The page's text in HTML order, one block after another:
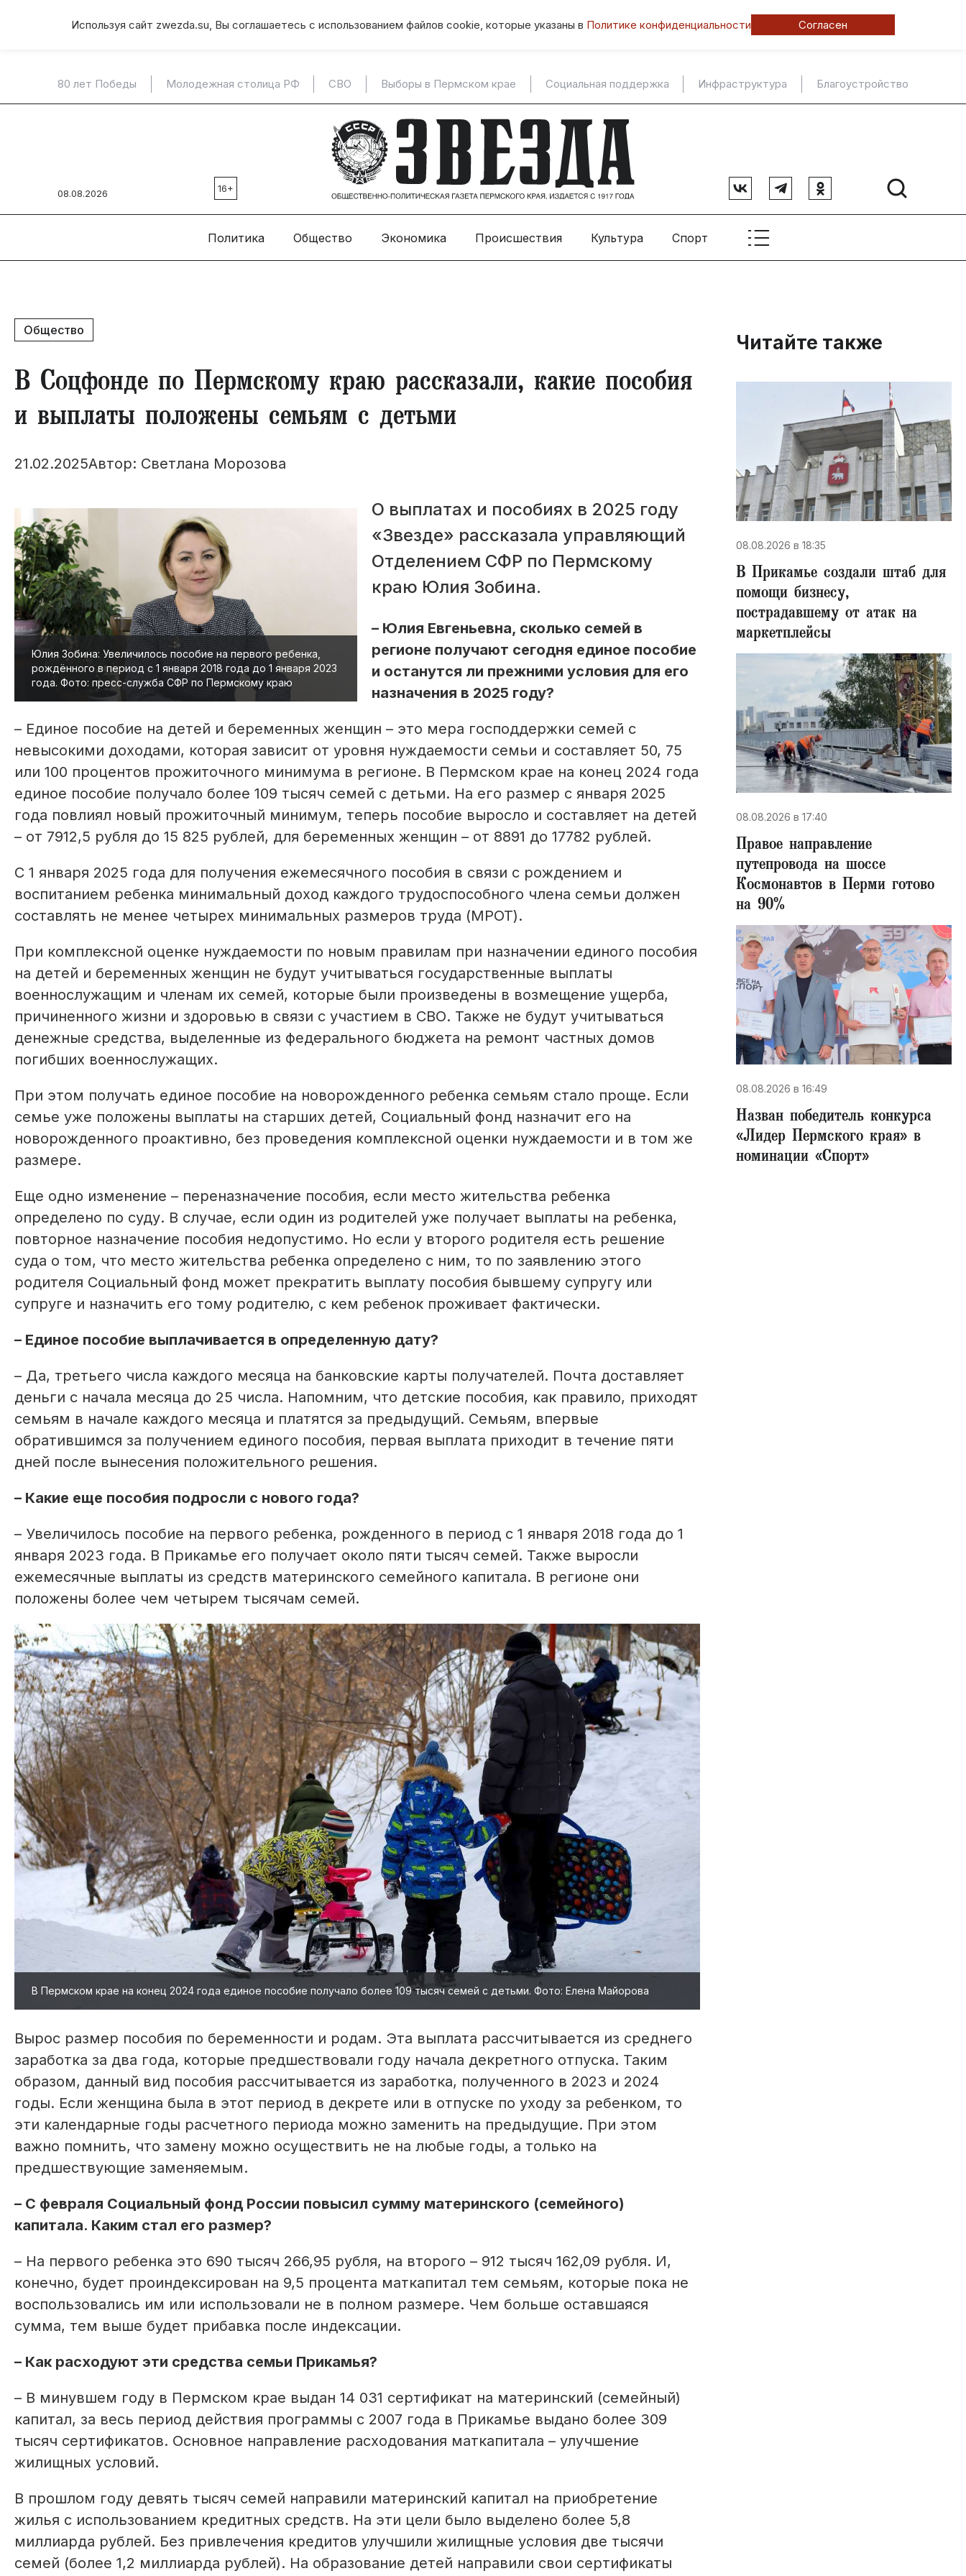
Используя сайт zwezda.su, Вы соглашаетесь с использованием файлов cookie, которые указаны в Политике конфиденциальности Согласен
80 лет Победы Молодежная столица РФ СВО Выборы в Пермском крае Социальная поддержка Инфраструктура Благоустройство
08.08.2026 16+
Политика Общество Экономика Происшествия Культура Спорт
Общество
В Соцфонде по Пермскому краю рассказали, какие пособия
и выплаты положены семьям с детьми
21.02.2025Автор: Светлана Морозова
Юлия Зобина: Увеличилось пособие на первого ребенка,
рождённого в период с 1 января 2018 года до 1 января 2023
года. Фото: пресс-служба СФР по Пермскому краю
О выплатах и пособиях в 2025 году
«Звезде» рассказала управляющий
Отделением СФР по Пермскому
краю Юлия Зобина.
– Юлия Евгеньевна, сколько семей в
регионе получают сегодня единое пособие
и останутся ли прежними условия для его
назначения в 2025 году?
– Единое пособие на детей и беременных женщин – это мера господдержки семей с
невысокими доходами, которая зависит от уровня нуждаемости семьи и составляет 50, 75
или 100 процентов прожиточного минимума в регионе. В Пермском крае на конец 2024 года
единое пособие получало более 109 тысяч семей с детьми. На его размер с января 2025
года повлиял новый прожиточный минимум, теперь пособие выросло и составляет на детей
– от 7912,5 рубля до 15 825 рублей, для беременных женщин – от 8891 до 17782 рублей.
С 1 января 2025 года для получения ежемесячного пособия в связи с рождением и
воспитанием ребенка минимальный доход каждого трудоспособного члена семьи должен
составлять не менее четырех минимальных размеров труда (МРОТ).
При комплексной оценке нуждаемости по новым правилам при назначении единого пособия
на детей и беременных женщин не будут учитываться государственные выплаты
военнослужащим и членам их семей, которые были произведены в возмещение ущерба,
причиненного жизни и здоровью в связи с участием в СВО. Также не будут учитываться
денежные средства, выделенные из федерального бюджета на ремонт частных домов
погибших военнослужащих.
При этом получать единое пособие на новорожденного ребенка семьям стало проще. Если
семье уже положены выплаты на старших детей, Социальный фонд назначит его на
новорожденного проактивно, без проведения комплексной оценки нуждаемости и в том же
размере.
Еще одно изменение – переназначение пособия, если место жительства ребенка
определено по суду. В случае, если один из родителей уже получает выплаты на ребенка,
повторное назначение пособия недопустимо. Но если у второго родителя есть решение
суда о том, что место жительства ребенка определено с ним, то по заявлению этого
родителя Социальный фонд может прекратить выплату пособия бывшему супругу или
супруге и назначить его тому родителю, с кем ребенок проживает фактически.
– Единое пособие выплачивается в определенную дату?
– Да, третьего числа каждого месяца на банковские карты получателей. Почта доставляет
деньги с начала месяца до 25 числа. Напомним, что детские пособия, как правило, приходят
семьям в начале каждого месяца и платятся за предыдущий. Семьям, впервые
обратившимся за получением единого пособия, первая выплата приходит в течение пяти
дней после вынесения положительного решения.
– Какие еще пособия подросли с нового года?
– Увеличилось пособие на первого ребенка, рожденного в период с 1 января 2018 года до 1
января 2023 года. В Прикамье его получает около пяти тысяч семей. Также выросли
ежемесячные выплаты из средств материнского семейного капитала. В регионе они
положены более чем четырем тысячам семей.
В Пермском крае на конец 2024 года единое пособие получало более 109 тысяч семей с детьми. Фото: Елена Майорова
Вырос размер пособия по беременности и родам. Эта выплата рассчитывается из среднего
заработка за два года, которые предшествовали году начала декретного отпуска. Таким
образом, данный вид пособия рассчитывается из заработка, полученного в 2023 и 2024
годы. Если женщина была в этот период в декрете или в отпуске по уходу за ребенком, то
эти календарные годы расчетного периода можно заменить на предыдущие. При этом
важно помнить, что замену можно осуществить не на любые годы, а только на
предшествующие заменяемым.
– С февраля Социальный фонд России повысил сумму материнского (семейного)
капитала. Каким стал его размер?
– На первого ребенка это 690 тысяч 266,95 руб­ля, на второго – 912 тысяч 162,09 рубля. И,
конечно, будет проиндексирован на 9,5 процента маткапитал тем семьям, которые пока не
воспользовались им или использовали не в полном размере. Чем больше оставшаяся
сумма, тем выше будет прибавка после индексации.
– Как расходуют эти средства семьи Прикамья?
– В минувшем году в Пермском крае выдан 14 031 сертификат на материнский (семейный)
капитал, за весь период действия программы с 2007 года в Прикамье выдано более 309
тысяч сертификатов. Основное направление расходования маткапитала – улучшение
жилищных условий.
В прошлом году девять тысяч семей направили материнский капитал на приобретение
жилья с использованием кредитных средств. На эти цели было выделено более 5,8
миллиарда рублей. Без привлечения кредитов улучшили жилищные условия две тысячи
семей (более 1,2 миллиарда рублей). На образование детей направили свои сертификаты
Читайте также
08.08.2026 в 18:35
В Прикамье создали штаб для
помощи бизнесу,
пострадавшему от атак на
маркетплейсы
08.08.2026 в 17:40
Правое направление
путепровода на шоссе
Космонавтов в Перми готово
на 90%
08.08.2026 в 16:49
Назван победитель конкурса
«Лидер Пермского края» в
номинации «Спорт»